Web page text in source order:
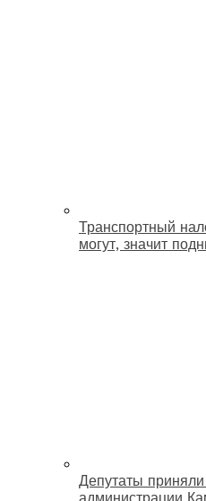
Транспортный
могут, значит
Депутаты